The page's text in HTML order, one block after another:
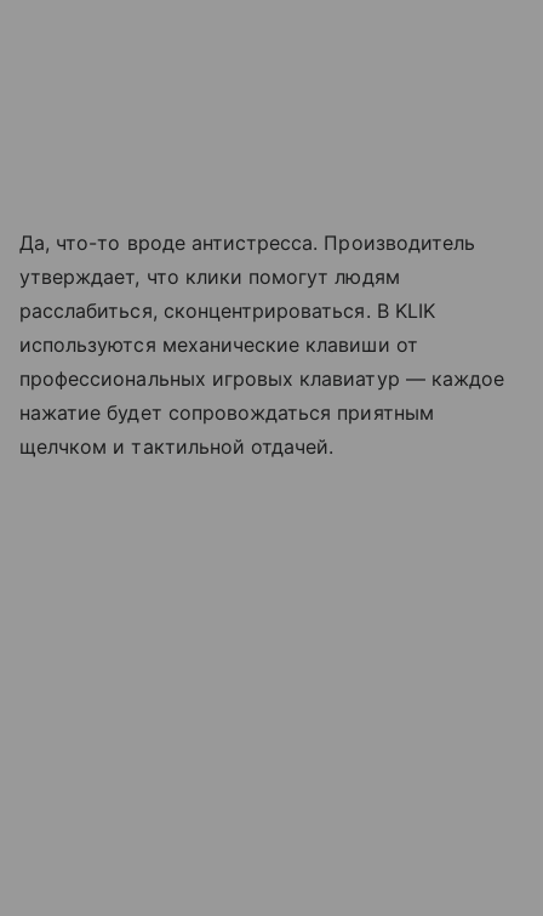
Да, что-то вроде антистресса. Производитель
утверждает, что клики помогут людям
расслабиться, сконцентрироваться. В KLIK
используются механические клавиши от
профессиональных игровых клавиатур — каждое
нажатие будет сопровождаться приятным
щелчком и тактильной отдачей.